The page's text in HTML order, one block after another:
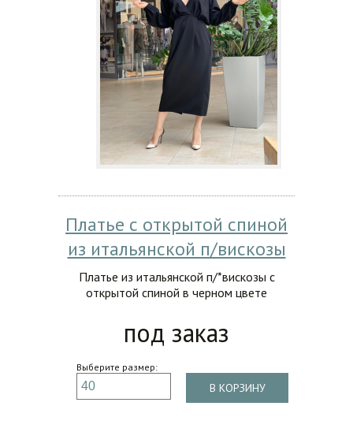
Платье с открытой спиной
из итальянской п/вискозы
Платье из итальянской п/*вискозы с
открытой спиной в черном цвете
под заказ
Выберите размер:
В КОРЗИНУ